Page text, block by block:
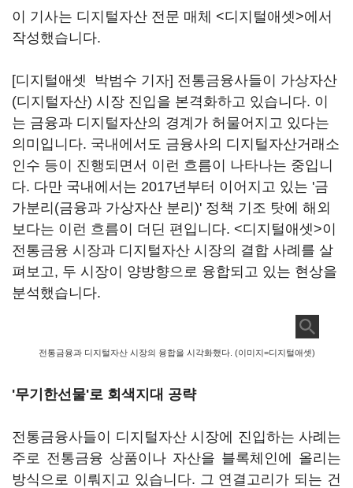
이 기사는 디지털자산 전문 매체 <디지털애셋>에서
작성했습니다.
[디지털애셋 박범수 기자] 전통금융사들이 가상자산
(디지털자산) 시장 진입을 본격화하고 있습니다. 이
는 금융과 디지털자산의 경계가 허물어지고 있다는
의미입니다. 국내에서도 금융사의 디지털자산거래소
인수 등이 진행되면서 이런 흐름이 나타나는 중입니
다. 다만 국내에서는 2017년부터 이어지고 있는 '금
가분리(금융과 가상자산 분리)' 정책 기조 탓에 해외
보다는 이런 흐름이 더딘 편입니다. <디지털애셋>이
전통금융 시장과 디지털자산 시장의 결합 사례를 살
펴보고, 두 시장이 양방향으로 융합되고 있는 현상을
분석했습니다.
전통금융과 디지털자산 시장의 융합을 시각화했다. (이미지=디지털애셋)
'무기한선물'로 회색지대 공략
전통금융사들이 디지털자산 시장에 진입하는 사례는
주로 전통금융 상품이나 자산을 블록체인에 올리는
방식으로 이뤄지고 있습니다. 그 연결고리가 되는 건